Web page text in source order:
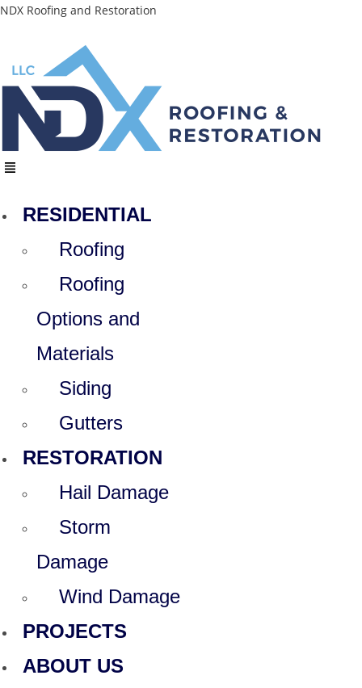
Skip
NDX Roofing and Restoration
Menu
RESIDENTIAL
Roofing
Roofing
Options and
Materials
Siding
Gutters
RESTORATION
Hail Damage
Storm
Damage
Wind Damage
PROJECTS
ABOUT US